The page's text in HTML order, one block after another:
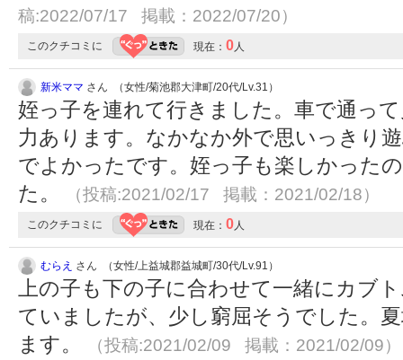
稿:2022/07/17 掲載：2022/07/20）
このクチコミに 現在： 0人
新米ママ さん （女性/菊池郡大津町/20代/Lv.31）
姪っ子を連れて行きました。車で通っ
力あります。なかなか外で思いっきり
でよかったです。姪っ子も楽しかった
た。
（投稿:2021/02/17 掲載：2021/02/18）
このクチコミに 現在： 0人
むらえ さん （女性/上益城郡益城町/30代/Lv.91）
上の子も下の子に合わせて一緒にカブ
ていましたが、少し窮屈そうでした。
ます。
（投稿:2021/02/09 掲載：2021/02/09）